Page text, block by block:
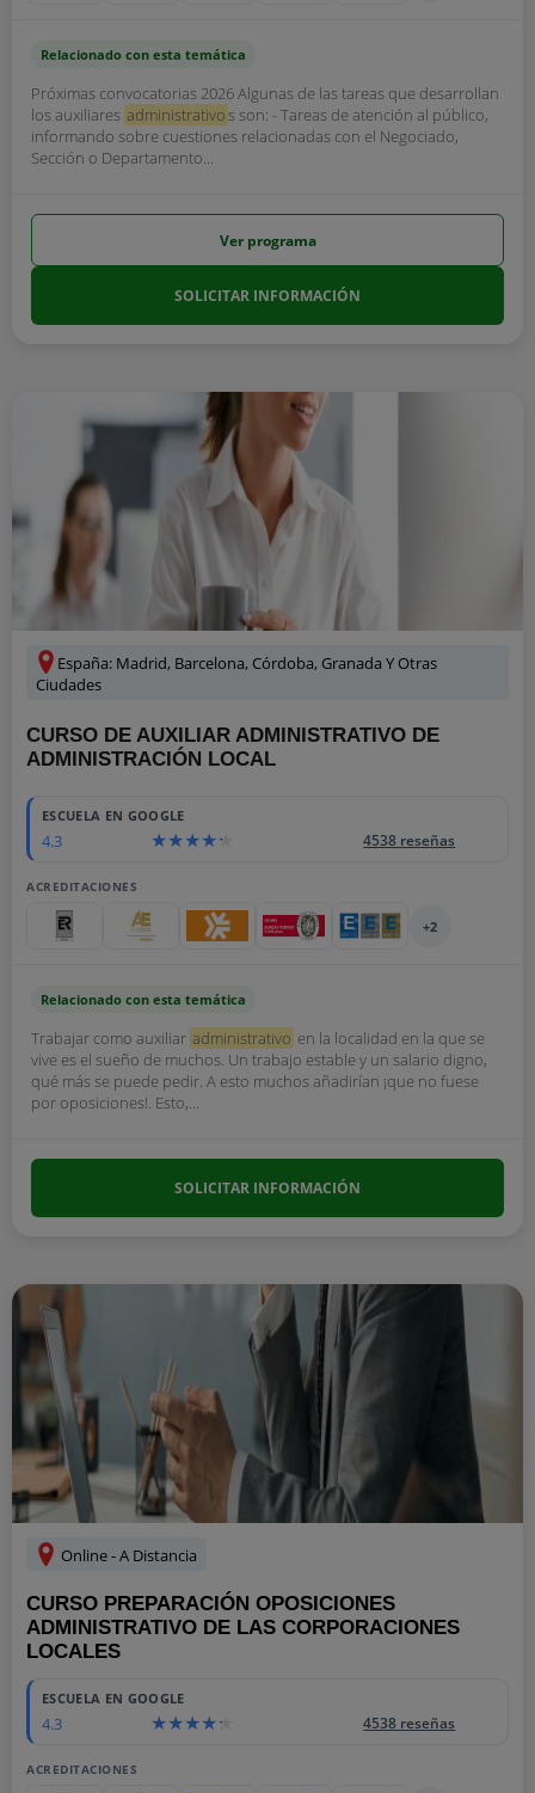
Relacionado con esta temática
Próximas convocatorias 2026 Algunas de las tareas que desarrollan
los auxiliares administrativos son: - Tareas de atención al público,
informando sobre cuestiones relacionadas con el Negociado,
Sección o Departamento...
Ver programa
SOLICITAR INFORMACIÓN
España: Madrid, Barcelona, Córdoba, Granada Y Otras
Ciudades
CURSO DE AUXILIAR ADMINISTRATIVO DE
ADMINISTRACIÓN LOCAL
ESCUELA EN GOOGLE
4.3 4538 reseñas
ACREDITACIONES
+2
Relacionado con esta temática
Trabajar como auxiliar administrativo en la localidad en la que se
vive es el sueño de muchos. Un trabajo estable y un salario digno,
qué más se puede pedir. A esto muchos añadirían ¡que no fuese
por oposiciones!. Esto,...
SOLICITAR INFORMACIÓN
Online - A Distancia
CURSO PREPARACIÓN OPOSICIONES
ADMINISTRATIVO DE LAS CORPORACIONES
LOCALES
ESCUELA EN GOOGLE
4.3 4538 reseñas
ACREDITACIONES